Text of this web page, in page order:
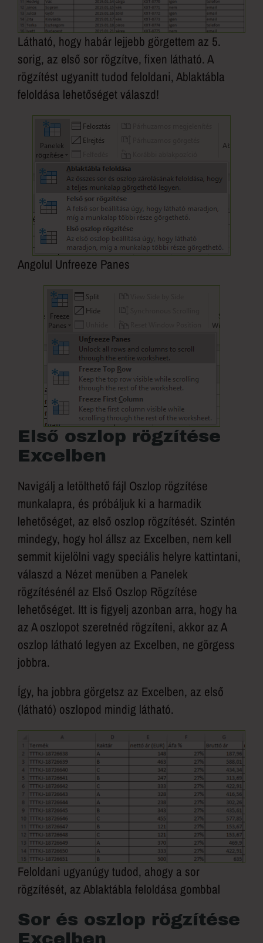
Látható, hogy habár lejjebb görgettem az 5.
sorig, az első sor rögzítve, fixen látható. A
rögzítést ugyanitt tudod feloldani, Ablaktábla
feloldása lehetőséget válaszd!
Angolul Unfreeze Panes
Első oszlop rögzítése
Excelben
Navigálj a letölthető fájl Oszlop rögzítése
munkalapra, és próbáljuk ki a harmadik
lehetőséget, az első oszlop rögzítését. Szintén
mindegy, hogy hol állsz az Excelben, nem kell
semmit kijelölni vagy speciális helyre kattintani,
válaszd a Nézet menüben a Panelek
rögzítésénél az Első Oszlop Rögzítése
lehetőséget. Itt is figyelj azonban arra, hogy ha
az A oszlopot szeretnéd rögzíteni, akkor az A
oszlop látható legyen az Excelben, ne görgess
jobbra.
Így, ha jobbra görgetsz az Excelben, az első
(látható) oszlopod mindig látható.
Feloldani ugyanúgy tudod, ahogy a sor
rögzítését, az Ablaktábla feloldása gombbal
Sor és oszlop rögzítése
Excelben